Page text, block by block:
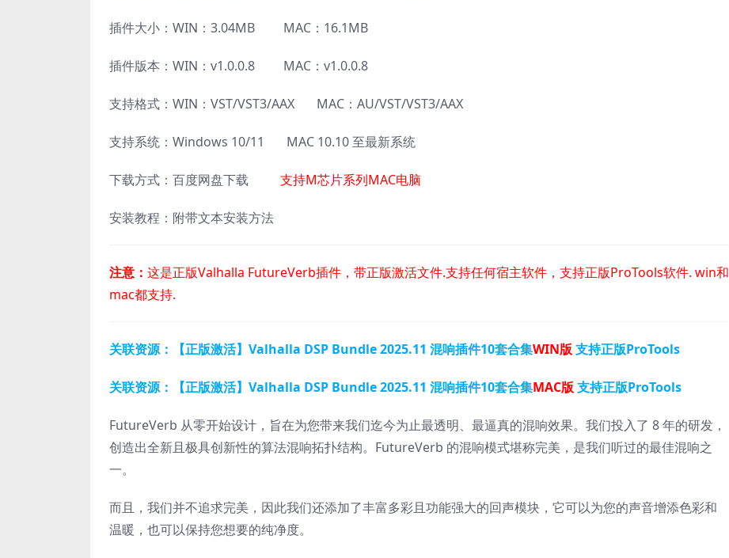
插件大小：WIN：3.04MB MAC：16.1MB
插件版本：WIN：v1.0.0.8 MAC：v1.0.0.8
支持格式：WIN：VST/VST3/AAX MAC：AU/VST/VST3/AAX
支持系统：Windows 10/11 MAC 10.10 至最新系统
下载方式：百度网盘下载 支持M芯片系列MAC电脑
安装教程：附带文本安装方法
注意： 这是正版Valhalla FutureVerb插件，带正版激活文件.支持任何宿主软件，支持正版ProTools软件. win和
mac都支持.
关联资源：【正版激活】Valhalla DSP Bundle 2025.11 混响插件10套合集WIN版 支持正版ProTools
关联资源：【正版激活】Valhalla DSP Bundle 2025.11 混响插件10套合集MAC版 支持正版ProTools
FutureVerb 从零开始设计，旨在为您带来我们迄今为止最透明、最逼真的混响效果。我们投入了 8 年的研发，
创造出全新且极具创新性的算法混响拓扑结构。FutureVerb 的混响模式堪称完美，是我们听过的最佳混响之
一。
而且，我们并不追求完美，因此我们还添加了丰富多彩且功能强大的回声模块，它可以为您的声音增添色彩和
温暖，也可以保持您想要的纯净度。